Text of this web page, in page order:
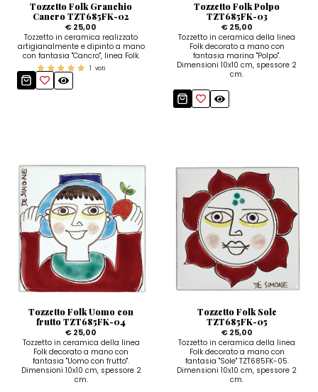
Tozzetto Folk Granchio
Cancro TZT685FK-02
€ 25,00
Tozzetto in ceramica realizzato
artigianalmente e dipinto a mano
con fantasia "Cancro", linea Folk.
1 voti
Tozzetto Folk Polpo
TZT685FK-03
€ 25,00
Tozzetto in ceramica della linea
Folk decorato a mano con
fantasia marina "Polpo".
Dimensioni 10x10 cm, spessore 2
cm.
Tozzetto Folk Uomo con
frutto TZT685FK-04
€ 25,00
Tozzetto in ceramica della linea
Folk decorato a mano con
fantasia "Uomo con frutto".
Dimensioni 10x10 cm, spessore 2
cm.
Tozzetto Folk Sole
TZT685FK-05
€ 25,00
Tozzetto in ceramica della linea
Folk decorato a mano con
fantasia "Sole" TZT685FK-05.
Dimensioni 10x10 cm, spessore 2
cm.